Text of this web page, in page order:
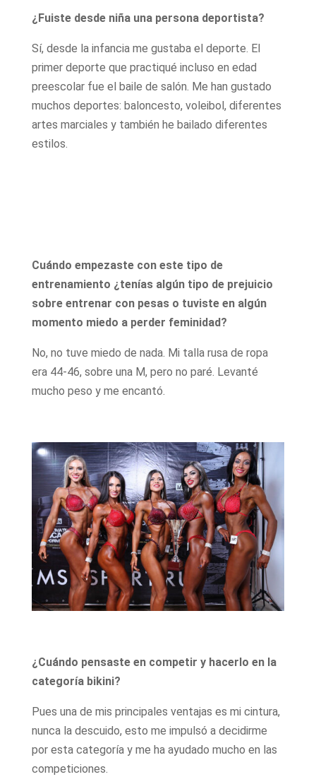
¿Fuiste desde niña una persona deportista?
Sí, desde la infancia me gustaba el deporte. El
primer deporte que practiqué incluso en edad
preescolar fue el baile de salón. Me han gustado
muchos deportes: baloncesto, voleibol, diferentes
artes marciales y también he bailado diferentes
estilos.
Cuándo empezaste con este tipo de
entrenamiento ¿tenías algún tipo de prejuicio
sobre entrenar con pesas o tuviste en algún
momento miedo a perder feminidad?
No, no tuve miedo de nada. Mi talla rusa de ropa
era 44-46, sobre una M, pero no paré. Levanté
mucho peso y me encantó.
¿Cuándo pensaste en competir y hacerlo en la
categoría bikini?
Pues una de mis principales ventajas es mi cintura,
nunca la descuido, esto me impulsó a decidirme
por esta categoría y me ha ayudado mucho en las
competiciones.